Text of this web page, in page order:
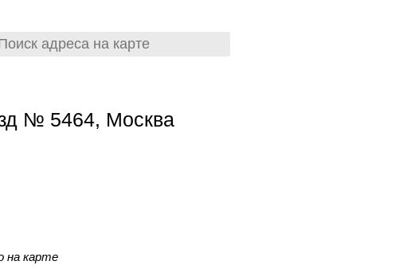
№ 5464, Москва
на карте